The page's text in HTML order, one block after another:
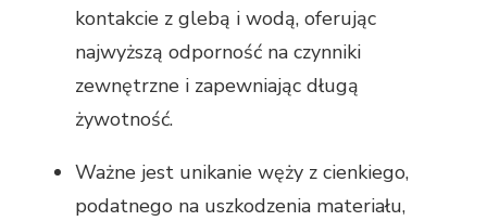
kontakcie z glebą i wodą, oferując
najwyższą odporność na czynniki
zewnętrzne i zapewniając długą
żywotność.
Ważne jest unikanie węży z cienkiego,
podatnego na uszkodzenia materiału,